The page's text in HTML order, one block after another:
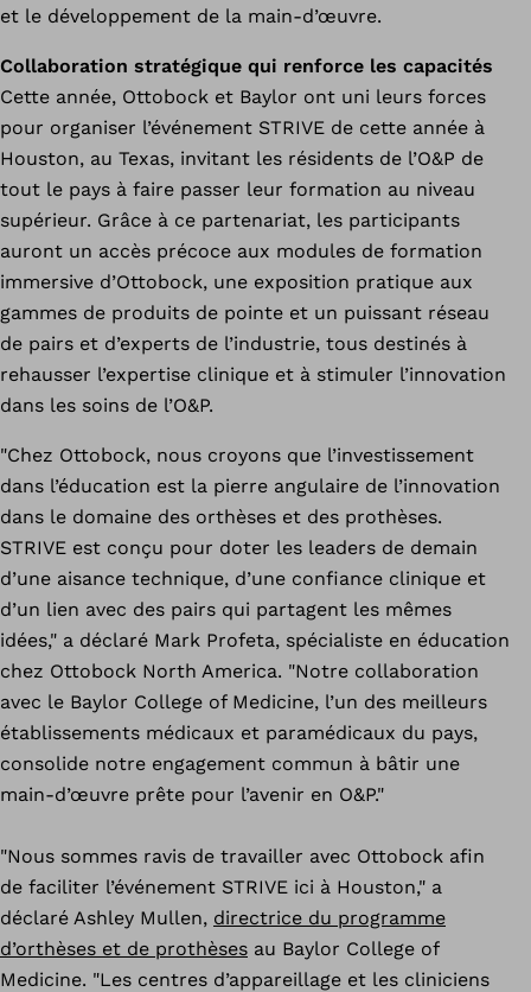
et le développement de la main-d’œuvre.
Collaboration stratégique qui renforce les capacités
Cette année, Ottobock et Baylor ont uni leurs forces
pour organiser l’événement STRIVE de cette année à
Houston, au Texas, invitant les résidents de l’O&P de
tout le pays à faire passer leur formation au niveau
supérieur. Grâce à ce partenariat, les participants
auront un accès précoce aux modules de formation
immersive d’Ottobock, une exposition pratique aux
gammes de produits de pointe et un puissant réseau
de pairs et d’experts de l’industrie, tous destinés à
rehausser l’expertise clinique et à stimuler l’innovation
dans les soins de l’O&P.
"Chez Ottobock, nous croyons que l’investissement
dans l’éducation est la pierre angulaire de l’innovation
dans le domaine des orthèses et des prothèses.
STRIVE est conçu pour doter les leaders de demain
d’une aisance technique, d’une confiance clinique et
d’un lien avec des pairs qui partagent les mêmes
idées," a déclaré Mark Profeta, spécialiste en éducation
chez Ottobock North America. "Notre collaboration
avec le Baylor College of Medicine, l’un des meilleurs
établissements médicaux et paramédicaux du pays,
consolide notre engagement commun à bâtir une
main-d’œuvre prête pour l’avenir en O&P."
"Nous sommes ravis de travailler avec Ottobock afin
de faciliter l’événement STRIVE ici à Houston," a
déclaré Ashley Mullen, directrice du programme
d’orthèses et de prothèses au Baylor College of
Medicine. "Les centres d’appareillage et les cliniciens